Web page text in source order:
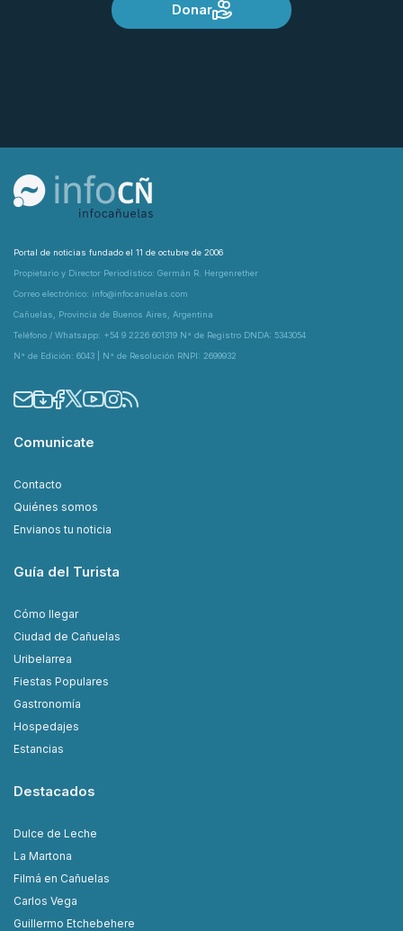
Donar
Portal de noticias fundado el 11 de octubre de 2006
Propietario y Director Periodístico: Germán R. Hergenrether
Correo electrónico: info@infocanuelas.com
Cañuelas, Provincia de Buenos Aires, Argentina
Teléfono / Whatsapp: +54 9 2226 601319 N° de Registro DNDA: 5343054
N° de Edición: 6043 | N° de Resolución RNPI: 2699932
Comunicate
Contacto
Quiénes somos
Envianos tu noticia
Guía del Turista
Cómo llegar
Ciudad de Cañuelas
Uribelarrea
Fiestas Populares
Gastronomía
Hospedajes
Estancias
Destacados
Dulce de Leche
La Martona
Filmá en Cañuelas
Carlos Vega
Guillermo Etchebehere